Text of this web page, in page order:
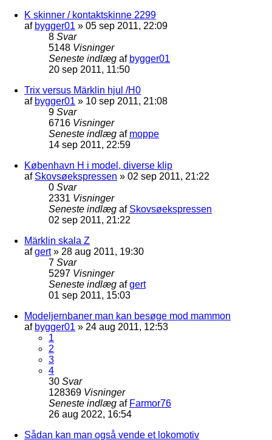
K skinner / kontaktskinne 2299
af bygger01 » 05 sep 2011, 22:09
8 Svar
5148 Visninger
Seneste indlæg af bygger01
20 sep 2011, 11:50
Trix versus Märklin hjul /H0
af bygger01 » 10 sep 2011, 21:08
9 Svar
6716 Visninger
Seneste indlæg af moppe
14 sep 2011, 22:59
København H i model, diverse klip
af Skovsøekspressen » 02 sep 2011, 21:22
0 Svar
2331 Visninger
Seneste indlæg af Skovsøekspressen
02 sep 2011, 21:22
Märklin skala Z
afgert» 28 aug 2011, 19:30
7 Svar
5297 Visninger
Seneste indlæg afgert
01 sep 2011, 15:03
Modeljernbaner man kan besøge mod mammon
af bygger01 » 24 aug 2011, 12:53
1
2
3
4
30 Svar
128369 Visninger
Seneste indlæg af Farmor76
26 aug 2022, 16:54
Sådan kan man også vende et lokomotiv